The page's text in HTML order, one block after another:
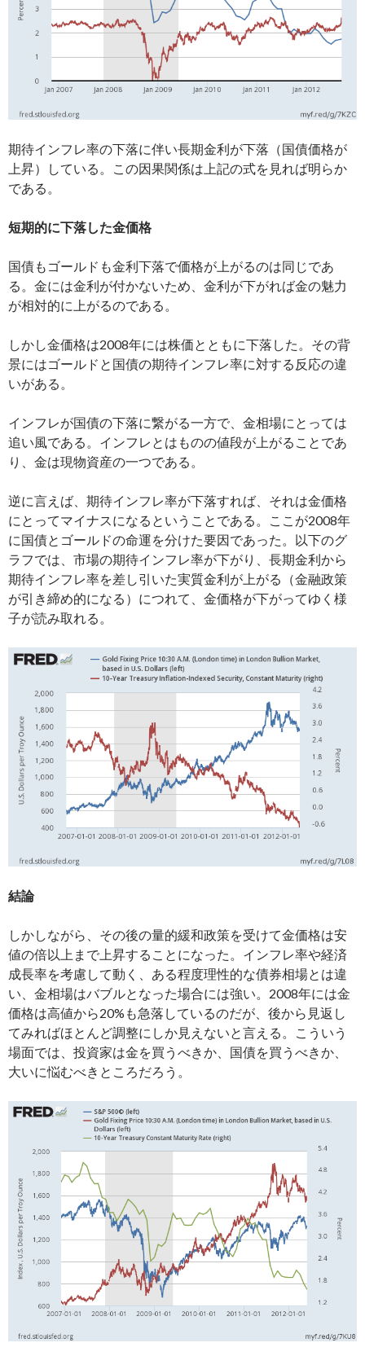
期待インフレ率の下落に伴い長期金利が下落（国債価格が
上昇）している。この因果関係は上記の式を見れば明らか
である。
短期的に下落した金価格
国債もゴールドも金利下落で価格が上がるのは同じであ
る。金には金利が付かないため、金利が下がれば金の魅力
が相対的に上がるのである。
しかし金価格は2008年には株価とともに下落した。その背
景にはゴールドと国債の期待インフレ率に対する反応の違
いがある。
インフレが国債の下落に繋がる一方で、金相場にとっては
追い風である。インフレとはものの値段が上がることであ
り、金は現物資産の一つである。
逆に言えば、期待インフレ率が下落すれば、それは金価格
にとってマイナスになるということである。ここが2008年
に国債とゴールドの命運を分けた要因であった。以下のグ
ラフでは、市場の期待インフレ率が下がり、長期金利から
期待インフレ率を差し引いた実質金利が上がる（金融政策
が引き締め的になる）につれて、金価格が下がってゆく様
子が読み取れる。
結論
しかしながら、その後の量的緩和政策を受けて金価格は安
値の倍以上まで上昇することになった。インフレ率や経済
成長率を考慮して動く、ある程度理性的な債券相場とは違
い、金相場はバブルとなった場合には強い。2008年には金
価格は高値から20%も急落しているのだが、後から見返し
てみればほとんど調整にしか見えないと言える。こういう
場面では、投資家は金を買うべきか、国債を買うべきか、
大いに悩むべきところだろう。